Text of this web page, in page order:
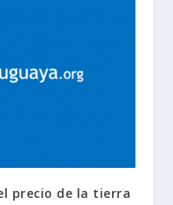
precio de la tierra